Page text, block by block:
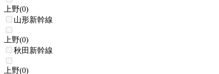
上野(0)
山形新幹線
上野(0)
秋田新幹線
上野(0)